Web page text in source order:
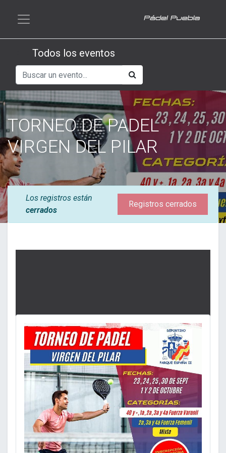
Todos los eventos
TORNEO DE PADEL
VIRGEN DEL PILAR
Los registros están
cerrados
Registros cerrados